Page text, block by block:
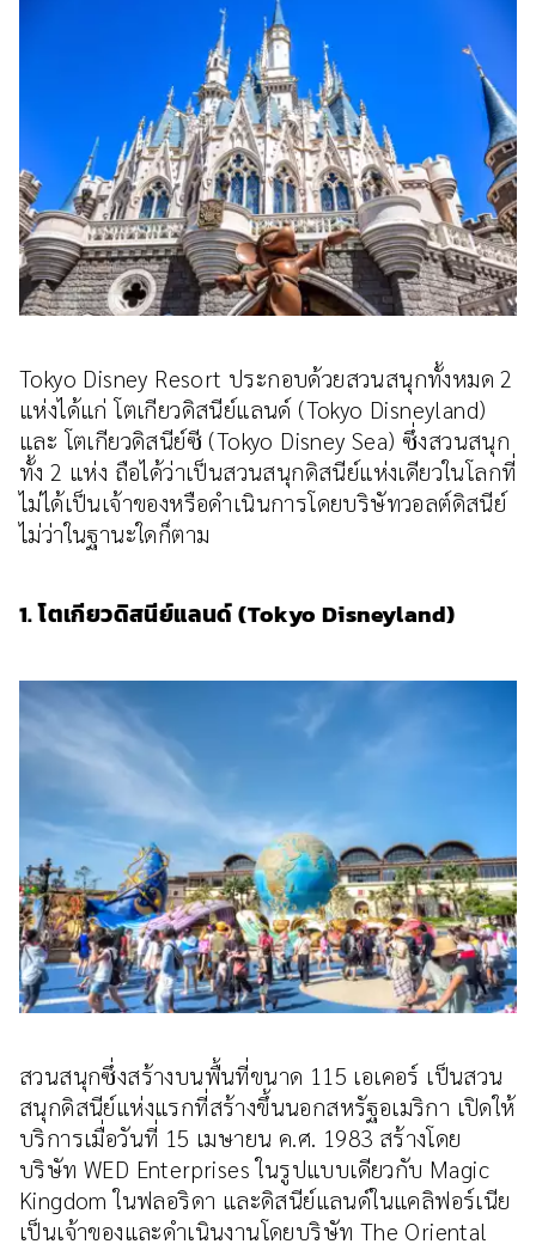
Tokyo Disney Resort ประกอบด้วยสวนสนุกทั้งหมด 2
แห่งได้แก่ โตเกียวดิสนีย์แลนด์ (Tokyo Disneyland)
และ โตเกียวดิสนีย์ซี (Tokyo Disney Sea) ซึ่งสวนสนุก
ทั้ง 2 แห่ง ถือได้ว่าเป็นสวนสนุกดิสนีย์แห่งเดียวในโลกที่
ไม่ได้เป็นเจ้าของหรือดำเนินการโดยบริษัทวอลต์ดิสนีย์
ไม่ว่าในฐานะใดก็ตาม
1. โตเกียวดิสนีย์แลนด์ (Tokyo Disneyland)
สวนสนุกซึ่งสร้างบนพื้นที่ขนาด 115 เอเคอร์ เป็นสวน
สนุกดิสนีย์แห่งแรกที่สร้างขึ้นนอกสหรัฐอเมริกา เปิดให้
บริการเมื่อวันที่ 15 เมษายน ค.ศ. 1983 สร้างโดย
บริษัท WED Enterprises ในรูปแบบเดียวกับ Magic
Kingdom ในฟลอริดา และดิสนีย์แลนด์ในแคลิฟอร์เนีย
เป็นเจ้าของและดำเนินงานโดยบริษัท The Oriental